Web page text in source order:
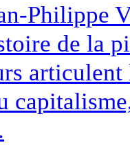
Philippe
de la